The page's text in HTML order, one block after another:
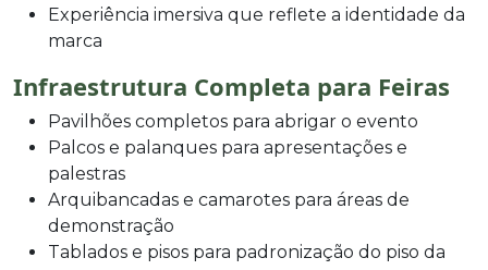
Experiência imersiva que reflete a identidade da
marca
Infraestrutura Completa para Feiras
Pavilhões completos para abrigar o evento
Palcos e palanques para apresentações e
palestras
Arquibancadas e camarotes para áreas de
demonstração
Tablados e pisos para padronização do piso da